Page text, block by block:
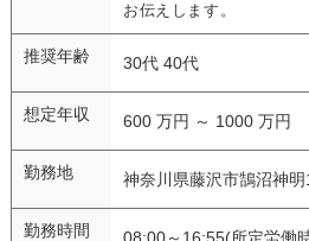
お伝えします。
推奨年齢 30代 40代
想定年収 600 万円 ～ 1000 万円
勤務地 神奈川県藤沢市鵠沼神
勤務時間
08:00～16:55(所定労働